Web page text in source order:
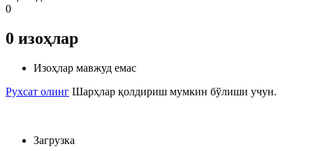
0
0 изоҳлар
Изоҳлар мавжуд емас
Рухсат олинг Шарҳлар қолдириш мумкин бўлиши учун.
Загрузка